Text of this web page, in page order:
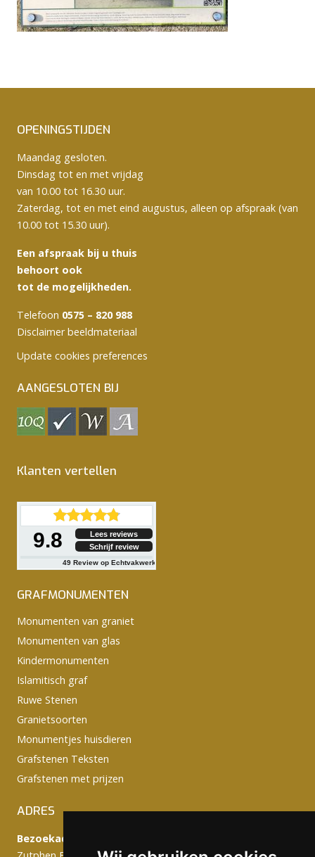
OPENINGSTIJDEN
Maandag gesloten.
Dinsdag tot en met vrijdag
van 10.00 tot 16.30 uur.
Zaterdag, tot en met eind augustus, alleen op afspraak (van
10.00 tot 15.30 uur).
Een afspraak bij u thuis
behoort ook
tot de mogelijkheden.
Telefoon 0575 – 820 988
Disclaimer beeldmateriaal
Update cookies preferences
AANGESLOTEN BIJ
Klanten vertellen
9.8
Lees reviews
Schrijf review
49 Review op Echtvakwerk
GRAFMONUMENTEN
Monumenten van graniet
Monumenten van glas
Kindermonumenten
Islamitisch graf
Ruwe Stenen
Granietsoorten
Monumentjes huisdieren
Grafstenen Teksten
Grafstenen met prijzen
ADRES
Bezoekadres: